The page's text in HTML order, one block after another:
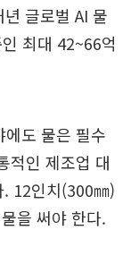
글로벌 AI 물
최대 42~66억
도 물은 필수
적인 제조업 대
. 12인치(300㎜)
을 써야 한다.